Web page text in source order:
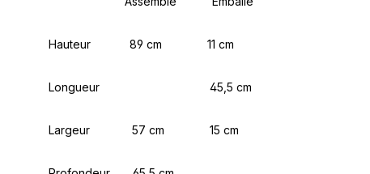
Hauteur 89 cm 11 cm
Longueur 45,5 cm
Largeur 57 cm 15 cm